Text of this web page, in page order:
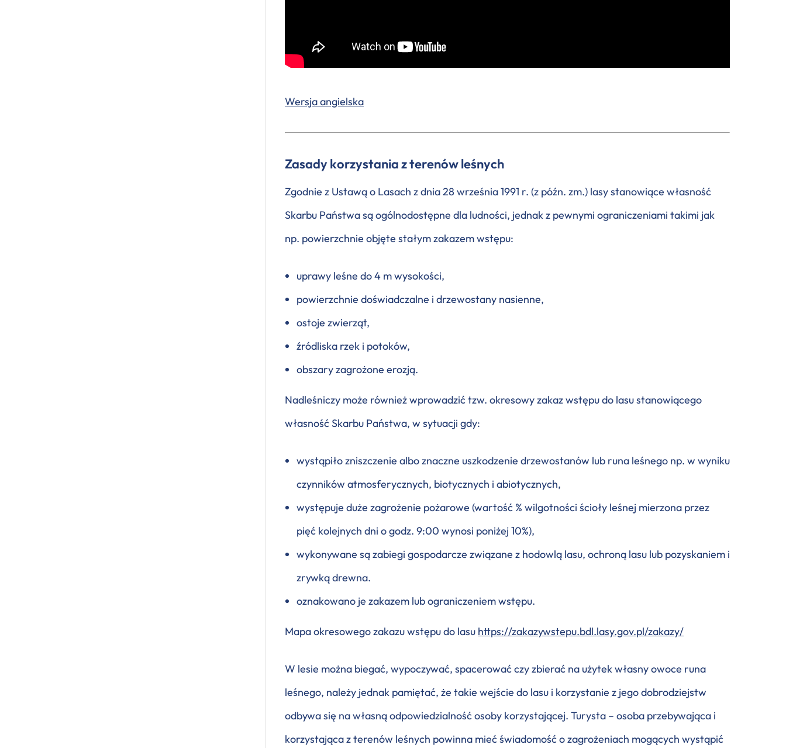
Wersja angielska
Zasady korzystania z terenów leśnych
Zgodnie z Ustawą o Lasach z dnia 28 września 1991 r. (z późn. zm.) lasy stanowiące własność
Skarbu Państwa są ogólnodostępne dla ludności, jednak z pewnymi ograniczeniami takimi jak
np. powierzchnie objęte stałym zakazem wstępu:
uprawy leśne do 4 m wysokości,
powierzchnie doświadczalne i drzewostany nasienne,
ostoje zwierząt,
źródliska rzek i potoków,
obszary zagrożone erozją.
Nadleśniczy może również wprowadzić tzw. okresowy zakaz wstępu do lasu stanowiącego
własność Skarbu Państwa, w sytuacji gdy:
wystąpiło zniszczenie albo znaczne uszkodzenie drzewostanów lub runa leśnego np. w wyniku
czynników atmosferycznych, biotycznych i abiotycznych,
występuje duże zagrożenie pożarowe (wartość % wilgotności ścioły leśnej mierzona przez
pięć kolejnych dni o godz. 9:00 wynosi poniżej 10%),
wykonywane są zabiegi gospodarcze związane z hodowlą lasu, ochroną lasu lub pozyskaniem i
zrywką drewna.
oznakowano je zakazem lub ograniczeniem wstępu.
Mapa okresowego zakazu wstępu do lasu https://zakazywstepu.bdl.lasy.gov.pl/zakazy/
W lesie można biegać, wypoczywać, spacerować czy zbierać na użytek własny owoce runa
leśnego, należy jednak pamiętać, że takie wejście do lasu i korzystanie z jego dobrodziejstw
odbywa się na własną odpowiedzialność osoby korzystającej. Turysta – osoba przebywająca i
korzystająca z terenów leśnych powinna mieć świadomość o zagrożeniach mogących wystąpić